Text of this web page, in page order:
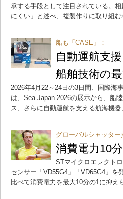
承する手段として注目されている。
にくい」と述べ、複製作りに取り組む
船も「CASE」：
自動運航支
船舶技術の
2026年4月22～24日の3日間、国際海
は、Sea Japan 2026の展示から、船
ス、さらに自動運航を支える航海機
グローバルシャッター
消費電力10
STマイクロエレクト
センサー「VD55G4」「VD65G4」
比べて消費電力を最大10分の1に抑え